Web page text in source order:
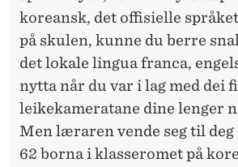
koreansk, det offisielle
på skulen, kunne du berre
det lokale lingua franca,
nytta når du var i lag med dei
leikekameratane dine lenger
Men læraren vende seg til deg
62 borna i klasseromet på